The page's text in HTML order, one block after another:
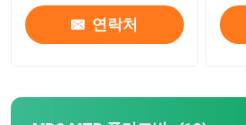
연락처